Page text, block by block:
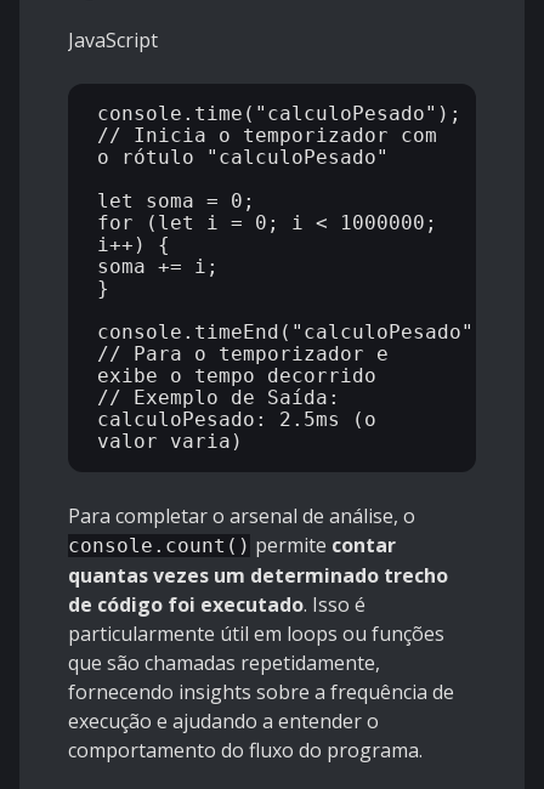
JavaScript
console.time("calculoPesado");
// Inicia o temporizador com
o rótulo "calculoPesado"
let soma = 0;
for (let i = 0; i < 1000000;
i++) {
soma += i;
}
console.timeEnd("calculoPesado");
// Para o temporizador e
exibe o tempo decorrido
// Exemplo de Saída:
calculoPesado: 2.5ms (o
Para completar o arsenal de análise, o
console.count() permite contar
quantas vezes um determinado trecho
de código foi executado. Isso é
particularmente útil em loops ou funções
que são chamadas repetidamente,
fornecendo insights sobre a frequência de
execução e ajudando a entender o
comportamento do fluxo do programa.